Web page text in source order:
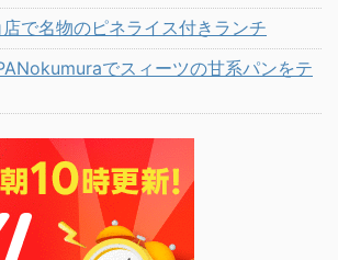
で名物のピネライス付きランチ
でスィーツの甘系パンをテ